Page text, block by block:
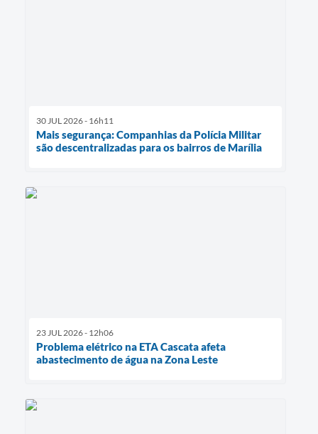
30 JUL 2026 - 16h11
Mais segurança: Companhias da Polícia Militar
são descentralizadas para os bairros de Marília
23 JUL 2026 - 12h06
Problema elétrico na ETA Cascata afeta
abastecimento de água na Zona Leste